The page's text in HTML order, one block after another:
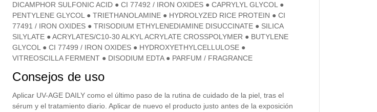
DICAMPHOR SULFONIC ACID ● CI 77492 / IRON OXIDES ● CAPRYLYL GLYCOL ●
PENTYLENE GLYCOL ● TRIETHANOLAMINE ● HYDROLYZED RICE PROTEIN ● CI
77491 / IRON OXIDES ● TRISODIUM ETHYLENEDIAMINE DISUCCINATE ● SILICA
SILYLATE ● ACRYLATES/C10-30 ALKYL ACRYLATE CROSSPOLYMER ● BUTYLENE
GLYCOL ● CI 77499 / IRON OXIDES ● HYDROXYETHYLCELLULOSE ●
VITREOSCILLA FERMENT ● DISODIUM EDTA ● PARFUM / FRAGRANCE
Consejos de uso
Aplicar UV-AGE DAILY como el último paso de la rutina de cuidado de la piel, tras el
sérum y el tratamiento diario. Aplicar de nuevo el producto justo antes de la exposición